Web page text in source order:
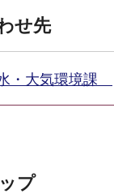
せ先
・大気環境課
プ